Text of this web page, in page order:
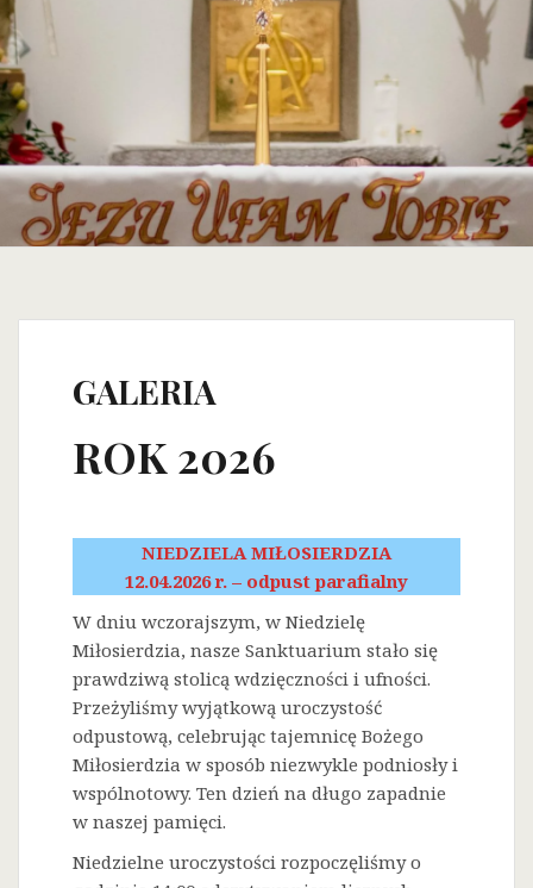
GALERIA
ROK 2026
NIEDZIELA MIŁOSIERDZIA
12.04.2026 r. – odpust parafialny
W dniu wczorajszym, w Niedzielę
Miłosierdzia, nasze Sanktuarium stało się
prawdziwą stolicą wdzięczności i ufności.
Przeżyliśmy wyjątkową uroczystość
odpustową, celebrując tajemnicę Bożego
Miłosierdzia w sposób niezwykle podniosły i
wspólnotowy. Ten dzień na długo zapadnie
w naszej pamięci.
Niedzielne uroczystości rozpoczęliśmy o